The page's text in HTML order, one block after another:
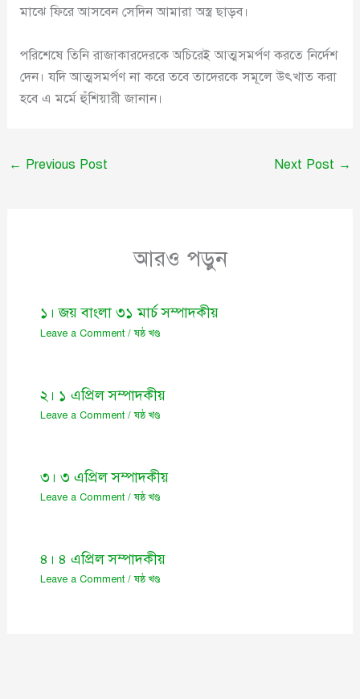
মাঝে ফিরে আসবেন সেদিন আমারা অস্ত্র ছাড়ব।
পরিশেষে তিনি রাজাকারদেরকে অচিরেই আত্মসমর্পণ করতে নির্দেশ
দেন। যদি আত্মসমর্পণ না করে তবে তাদেরকে সমূলে উৎখাত করা
হবে এ মর্মে হুঁশিয়ারী জানান।
← Previous Post Next Post →
আরও পড়ুন
১। জয় বাংলা ৩১ মার্চ সম্পাদকীয়
Leave a Comment /ষষ্ঠ খণ্ড
২। ১ এপ্রিল সম্পাদকীয়
Leave a Comment /ষষ্ঠ খণ্ড
৩। ৩ এপ্রিল সম্পাদকীয়
Leave a Comment /ষষ্ঠ খণ্ড
৪। ৪ এপ্রিল সম্পাদকীয়
Leave a Comment /ষষ্ঠ খণ্ড